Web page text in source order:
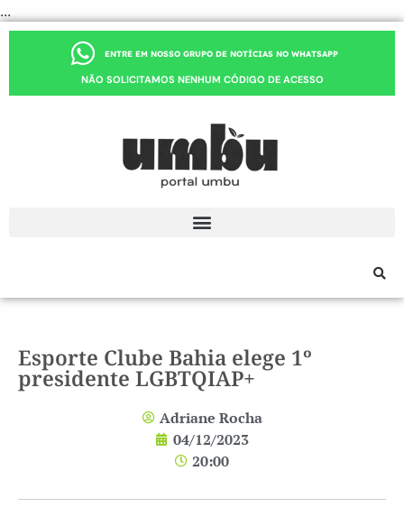
...
ENTRE EM NOSSO GRUPO DE NOTÍCIAS NO WHATSAPP
NÃO SOLICITAMOS NENHUM CÓDIGO DE ACESSO
Esporte Clube Bahia elege 1º
presidente LGBTQIAP+
Adriane Rocha
04/12/2023
20:00